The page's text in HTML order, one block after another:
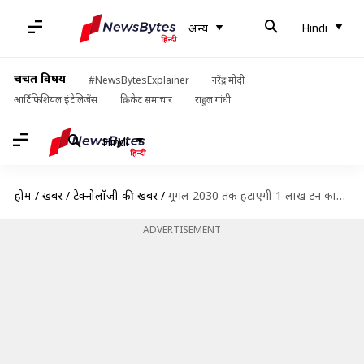
अन्य Hindi
चर्चित विषय #NewsBytesExplainer
नरेंद्र मोदी
आर्टिफिशियल इंटेलिजेंस
क्रिकेट समाचार राहुल गांधी
Hindi
होम / खबरें / टेक्नोलॉजी की खबरें / गूगल 2030 तक हटाएगी 1 लाख टन कार्बन, भारतीय स्टार्ट-अप के साथ किया सबसे बड़ा सौदा
ADVERTISEMENT